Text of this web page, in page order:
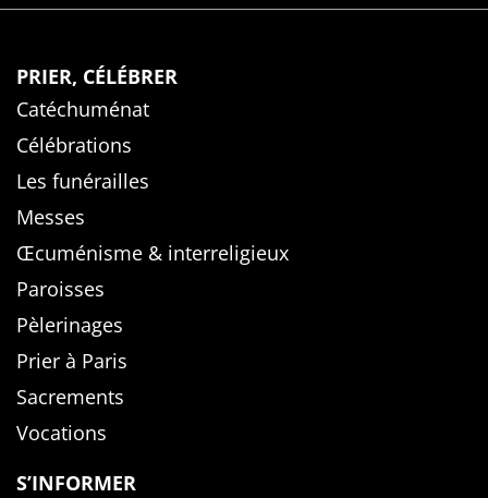
PRIER, CÉLÉBRER
Catéchuménat
Célébrations
Les funérailles
Messes
Œcuménisme & interreligieux
Paroisses
Pèlerinages
Prier à Paris
Sacrements
Vocations
S’INFORMER